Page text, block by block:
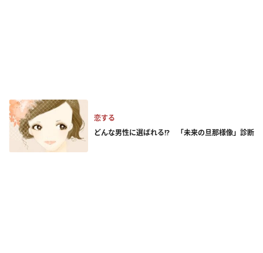
恋する
どんな男性に選ばれる!? 「未来の旦那様像」診断